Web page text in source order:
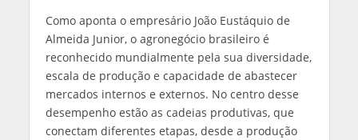
Como aponta o empresário João Eustáquio de
Almeida Junior, o agronegócio brasileiro é
reconhecido mundialmente pela sua diversidade,
escala de produção e capacidade de abastecer
mercados internos e externos. No centro desse
desempenho estão as cadeias produtivas, que
conectam diferentes etapas, desde a produção